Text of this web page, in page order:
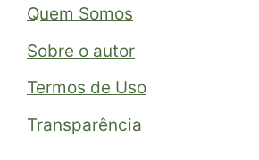
Quem Somos
Sobre o autor
Termos de Uso
Transparência